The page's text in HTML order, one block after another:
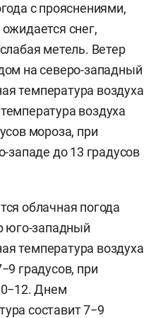
с прояснениями,
снег,
метель. Ветер
на северо-западный
температура воздуха
воздуха
мороза, при
западе до 13 градусов
облачная погода
юго-западный
температура воздуха
градусов, при
Днем
составит 7−9